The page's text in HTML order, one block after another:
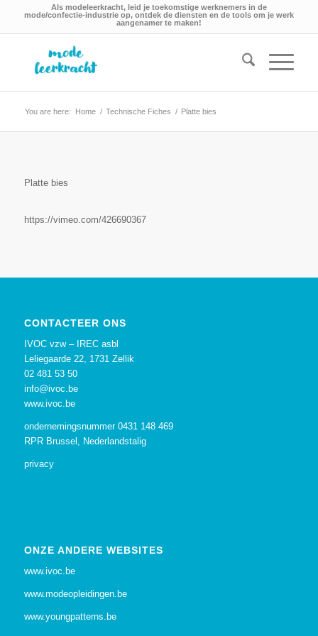
Als modeleerkracht, leid je toekomstige werknemers in de
mode/confectie-industrie op, ontdek de diensten en de tools om je werk
aangenamer te maken!
You are here: Home / Technische Fiches / Platte bies
Platte bies
https://vimeo.com/426690367
CONTACTEER ONS
IVOC vzw – IREC asbl
Leliegaarde 22, 1731 Zellik
02 481 53 50
info@ivoc.be
www.ivoc.be
ondernemingsnummer 0431 148 469
RPR Brussel, Nederlandstalig
privacy
ONZE ANDERE WEBSITES
www.ivoc.be
www.modeopleidingen.be
www.youngpatterns.be